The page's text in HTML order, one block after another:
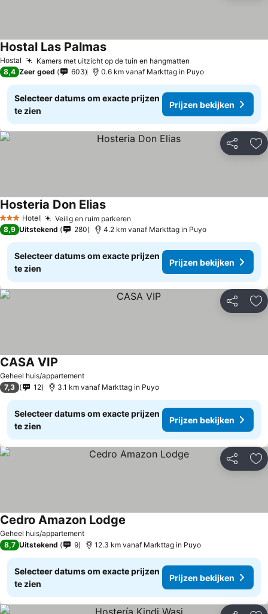
Hostal Kamers met uitzicht op de tuin en hangmatten
Hostal Las Palmas
8,4 Zeer goed 603 0.6 km vanaf Markttag in Puyo
Selecteer datums om exacte prijzen
te zien
Prijzen bekijken
Delen
3 SterrenHotel Veilig en ruim parkeren
Hosteria Don Elias
8,9 Uitstekend 280 4.2 km vanaf Markttag in Puyo
Selecteer datums om exacte prijzen
te zien
Prijzen bekijken
Delen
Geheel huis/appartement
CASA VIP
7,3 12 3.1 km vanaf Markttag in Puyo
Selecteer datums om exacte prijzen
te zien
Prijzen bekijken
Delen
Geheel huis/appartement
Cedro Amazon Lodge
8,7 Uitstekend 9 12.3 km vanaf Markttag in Puyo
Selecteer datums om exacte prijzen
te zien
Prijzen bekijken